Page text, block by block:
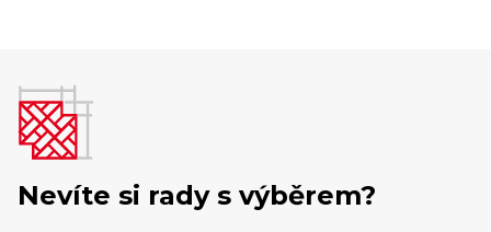
Nevíte si rady s výběrem?